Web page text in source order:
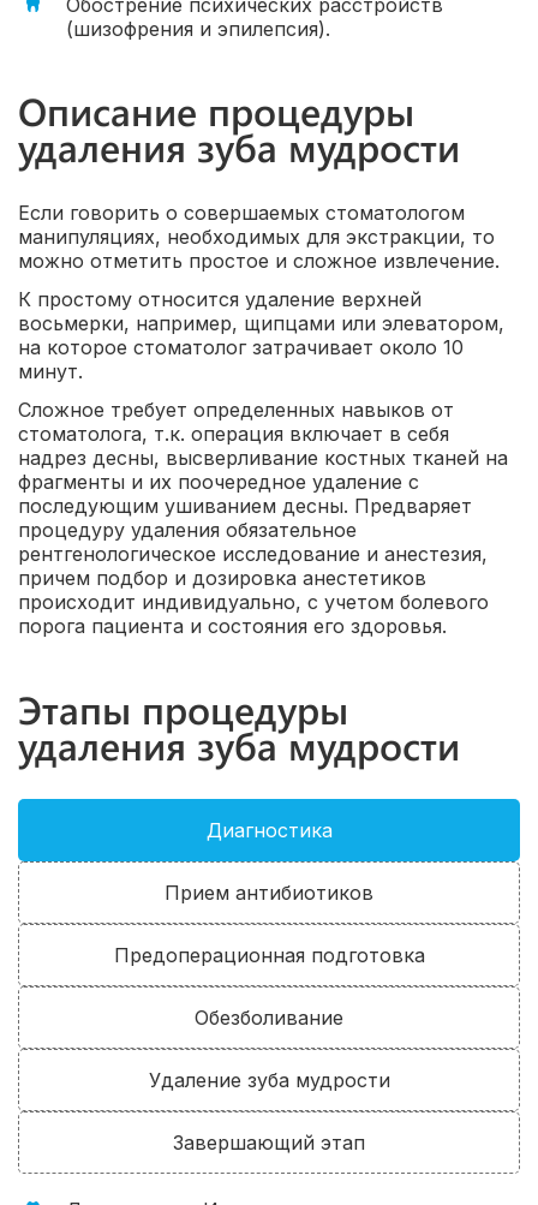
Обострение психических расстройств
(шизофрения и эпилепсия).
Описание процедуры
удаления зуба мудрости
Если говорить о совершаемых стоматологом
манипуляциях, необходимых для экстракции, то
можно отметить простое и сложное извлечение.
К простому относится удаление верхней
восьмерки, например, щипцами или элеватором,
на которое стоматолог затрачивает около 10
минут.
Сложное требует определенных навыков от
стоматолога, т.к. операция включает в себя
надрез десны, высверливание костных тканей на
фрагменты и их поочередное удаление с
последующим ушиванием десны. Предваряет
процедуру удаления обязательное
рентгенологическое исследование и анестезия,
причем подбор и дозировка анестетиков
происходит индивидуально, с учетом болевого
порога пациента и состояния его здоровья.
Этапы процедуры
удаления зуба мудрости
Диагностика
Прием антибиотиков
Предоперационная подготовка
Обезболивание
Удаление зуба мудрости
Завершающий этап